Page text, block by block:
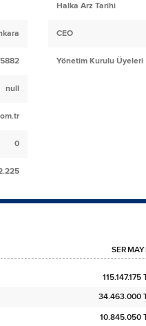
null
0
Halka Arz Tarihi
CEO
Yönetim Kurulu Üyeleri
115.147.175
34.463.000
10.845.050